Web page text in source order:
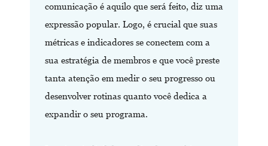
comunicação é aquilo que será feito, diz uma
expressão popular. Logo, é crucial que suas
métricas e indicadores se conectem com a
sua estratégia de membros e que você preste
tanta atenção em medir o seu progresso ou
desenvolver rotinas quanto você dedica a
expandir o seu programa.